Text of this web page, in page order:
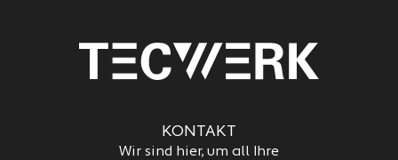
KONTAKT
Wir sind hier, um all Ihre